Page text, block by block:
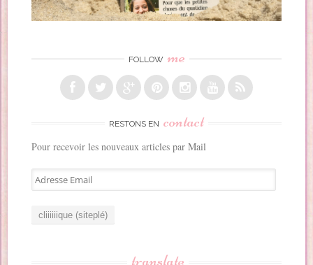
FOLLOW me
RESTONS EN contact
Pour recevoir les nouveaux articles par Mail
A
d
translate